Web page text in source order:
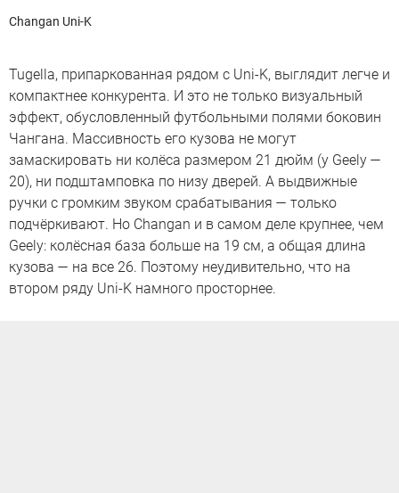
Changan Uni-K
Tugella, припаркованная рядом с Uni-K, выглядит легче и
компактнее конкурента. И это не только визуальный
эффект, обусловленный футбольными полями боковин
Чангана. Массивность его кузова не могут
замаскировать ни колёса размером 21 дюйм (у Geely —
20), ни подштамповка по низу дверей. А выдвижные
ручки с громким звуком срабатывания — только
подчёркивают. Но Changan и в самом деле крупнее, чем
Geely: колёсная база больше на 19 см, а общая длина
кузова — на все 26. Поэтому неудивительно, что на
втором ряду Uni-K намного просторнее.